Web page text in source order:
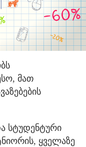
მათ
სტუდენტური
ყველაზე